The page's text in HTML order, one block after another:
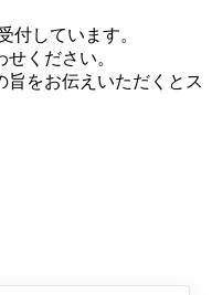
付しています。
ください。
旨をお伝えいただくとス